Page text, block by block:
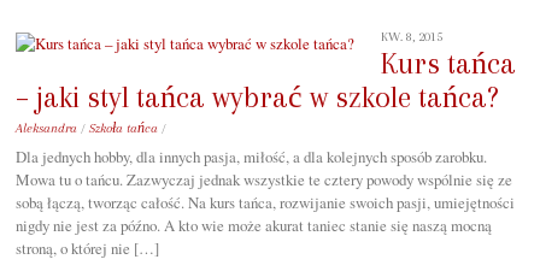
KW. 8, 2015
Kurs tańca
– jaki styl tańca wybrać w szkole tańca?
Aleksandra / Szkoła tańca /
Dla jednych hobby, dla innych pasja, miłość, a dla kolejnych sposób zarobku.
Mowa tu o tańcu. Zazwyczaj jednak wszystkie te cztery powody wspólnie się ze
sobą łączą, tworząc całość. Na kurs tańca, rozwijanie swoich pasji, umiejętności
nigdy nie jest za późno. A kto wie może akurat taniec stanie się naszą mocną
stroną, o której nie […]